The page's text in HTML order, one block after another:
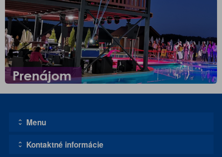
Menu
Úvodná stránka
Kontaktné informácie